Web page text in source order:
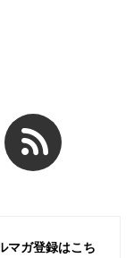
マガ登録はこち